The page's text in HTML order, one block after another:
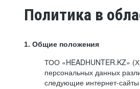
Политика в
1. Общие положения
ТОО «HEADHUNTER.KZ»
персональных данных
следующие интернет-